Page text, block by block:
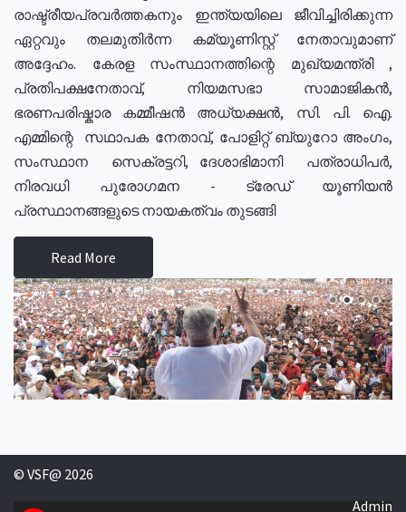
രാഷ്ട്രീയപ്രവർത്തകനും ഇന്ത്യയിലെ ജീവിച്ചിരിക്കുന്ന
ഏറ്റവും തലമുതിർന്ന കമ്യൂണിസ്റ്റ് നേതാവുമാണ്
അദ്ദേഹം. കേരള സംസ്ഥാനത്തിന്റെ മുഖ്യമന്ത്രി ,
പ്രതിപക്ഷനേതാവ്, നിയമസഭാ സാമാജികൻ,
ഭരണപരിഷ്കാര കമ്മീഷൻ അധ്യക്ഷൻ, സി. പി. ഐ.
എമ്മിന്റെ സഥാപക നേതാവ്, പോളിറ്റ് ബ്യുറോ അംഗം,
സംസ്ഥാന സെക്രട്ടറി, ദേശാഭിമാനി പത്രാധിപർ,
നിരവധി പുരോഗമന - ട്രേഡ് യൂണിയൻ
പ്രസ്ഥാനങ്ങളുടെ നായകത്വം തുടങ്ങി
Read More
© VSF@ 2026
Admin